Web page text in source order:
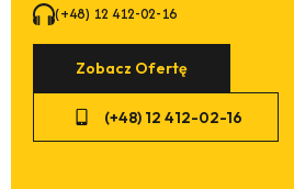
(+48) 12 412-02-16
Zobacz Ofertę
(+48) 12 412-02-16